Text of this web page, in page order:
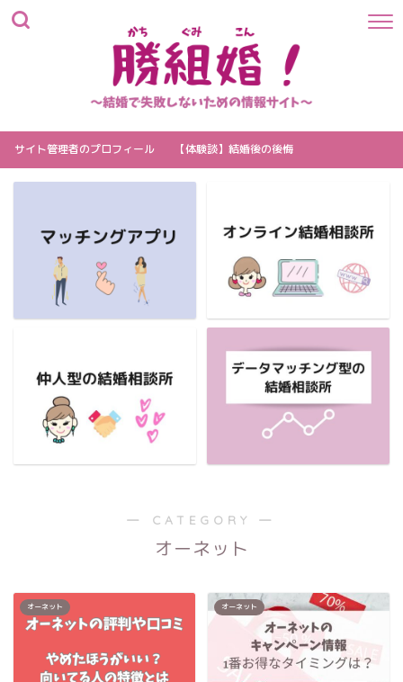
サイト管理者のプロフィール 【体験談】結婚後の後悔
― CATEGORY ―
オーネット
オーネット オーネット